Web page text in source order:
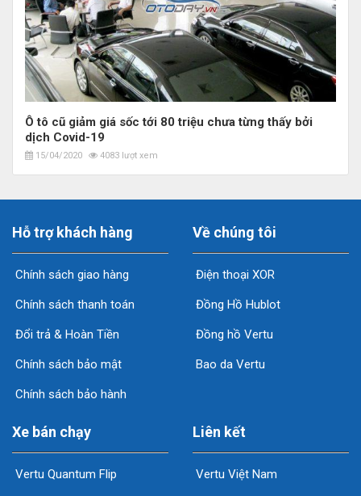
Ô tô cũ giảm giá sốc tới 80 triệu chưa từng thấy bởi
dịch Covid-19
15/04/2020 4083 lượt xem
Hỗ trợ khách hàng
Chính sách giao hàng
Chính sách thanh toán
Đổi trả & Hoàn Tiền
Chính sách bảo mật
Chính sách bảo hành
Về chúng tôi
Điện thoại XOR
Đồng Hồ Hublot
Đồng hồ Vertu
Bao da Vertu
Xe bán chạy
Vertu Quantum Flip
Liên kết
Vertu Việt Nam